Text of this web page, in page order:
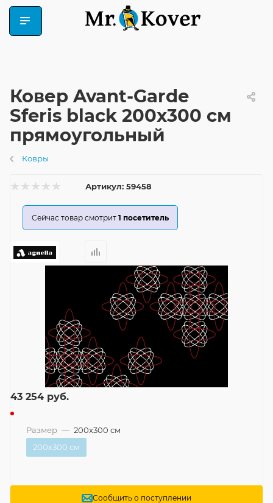
Ковер Avant-Garde
Sferis black 200x300 см
прямоугольный
Ковры
Артикул: 59458
Сейчас товар смотрит 1 посетитель
43 254 руб.
Размер — 200x300 см
200x300 см
Сообщить о поступлении